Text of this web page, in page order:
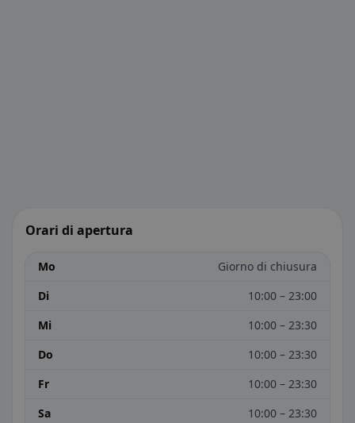
Orari di apertura
Mo
Giorno di chiusura
Di
10:00 – 23:00
Mi
10:00 – 23:30
Do
10:00 – 23:30
Fr
10:00 – 23:30
Sa
10:00 – 23:30